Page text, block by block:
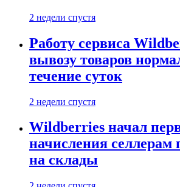
2 недели спустя
Работу сервиса
вывозу товаров
течение суток
2 недели спустя
Wildberries начал
начисления селлерам
на склады